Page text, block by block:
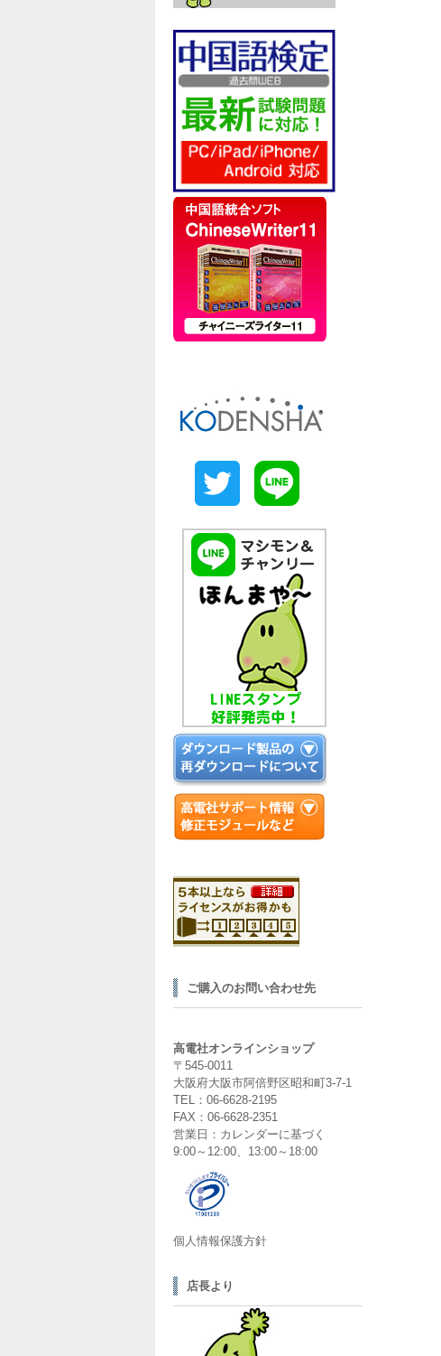
ご購入のお問い合わせ先
高電社オンラインショップ
〒545-0011
大阪府大阪市阿倍野区昭和町3-7-1
TEL：06-6628-2195
FAX：06-6628-2351
営業日：カレンダーに基づく
9:00～12:00、13:00～18:00
個人情報保護方針
店長より